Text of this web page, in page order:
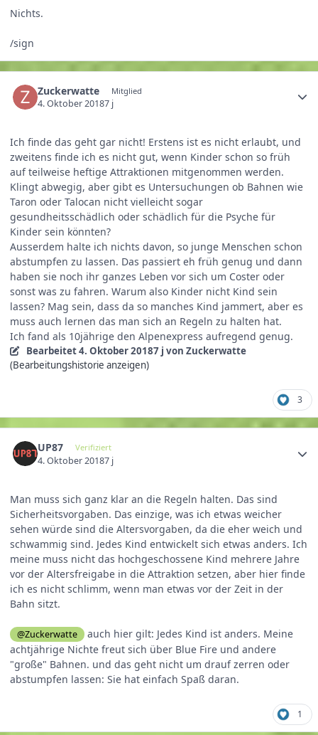
Nichts.
/sign
Zuckerwatte Mitglied
4. Oktober 20187 j
Ich finde das geht gar nicht! Erstens ist es nicht erlaubt, und
zweitens finde ich es nicht gut, wenn Kinder schon so früh
auf teilweise heftige Attraktionen mitgenommen werden.
Klingt abwegig, aber gibt es Untersuchungen ob Bahnen wie
Taron oder Talocan nicht vielleicht sogar
gesundheitsschädlich oder schädlich für die Psyche für
Kinder sein könnten?
Ausserdem halte ich nichts davon, so junge Menschen schon
abstumpfen zu lassen. Das passiert eh früh genug und dann
haben sie noch ihr ganzes Leben vor sich um Coster oder
sonst was zu fahren. Warum also Kinder nicht Kind sein
lassen? Mag sein, dass da so manches Kind jammert, aber es
muss auch lernen das man sich an Regeln zu halten hat.
Ich fand als 10jährige den Alpenexpress aufregend genug.
Bearbeitet4. Oktober 20187 j von Zuckerwatte
(Bearbeitungshistorie anzeigen)
3
UP87 Verifiziert
4. Oktober 20187 j
Man muss sich ganz klar an die Regeln halten. Das sind
Sicherheitsvorgaben. Das einzige, was ich etwas weicher
sehen würde sind die Altersvorgaben, da die eher weich und
schwammig sind. Jedes Kind entwickelt sich etwas anders. Ich
meine muss nicht das hochgeschossene Kind mehrere Jahre
vor der Altersfreigabe in die Attraktion setzen, aber hier finde
ich es nicht schlimm, wenn man etwas vor der Zeit in der
Bahn sitzt.
@Zuckerwatte
auch hier gilt: Jedes Kind ist anders. Meine
achtjährige Nichte freut sich über Blue Fire und andere
"große" Bahnen. und das geht nicht um drauf zerren oder
abstumpfen lassen: Sie hat einfach Spaß daran.
1